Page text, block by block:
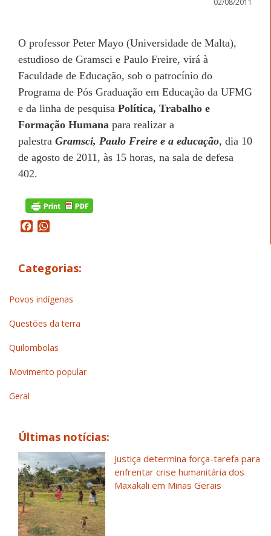
O professor Peter Mayo (Universidade de Malta),
estudioso de Gramsci e Paulo Freire, virá à
Faculdade de Educação, sob o patrocínio do
Programa de Pós Graduação em Educação da UFMG
e da linha de pesquisa Política, Trabalho e
Formação Humana para realizar a
palestra Gramsci, Paulo Freire e a educação, dia 10
de agosto de 2011, às 15 horas, na sala de defesa
402.
Facebook
Categorias:
Povos indígenas
Questões da terra
Quilombolas
Movimento popular
Geral
Últimas notícias:
Justiça determina força-tarefa para
enfrentar crise humanitária dos
Maxakali em Minas Gerais